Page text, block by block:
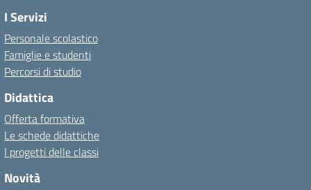
I Servizi
Personale scolastico
Famiglie e studenti
Percorsi di studio
Didattica
Offerta formativa
Le schede didattiche
I progetti delle classi
Novità